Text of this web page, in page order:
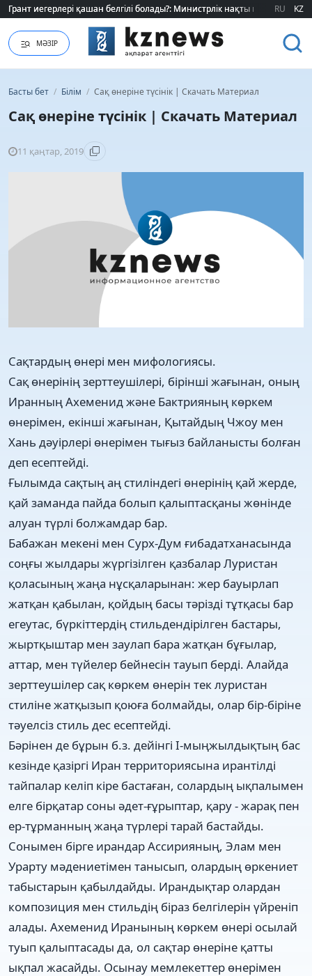
Грант иегерлері қашан белгілі болады?: Министрлік нақты мерзімді
Грант иегерлері қашан белгілі болады?: Министрлік нақты мерзімді
RU KZ
МӘЗІР
Басты бет / Білім / Сақ өнеріне түсінік | Скачать Материал
Сақ өнеріне түсінік | Скачать Материал
11 қаңтар, 2019
Сақтардың өнері мен мифологиясы.
Сақ өнерінің зерттеушілері, бірінші жағынан, оның
Иранның Ахеменид және Бактрияның көркем
өнерімен, екінші жағынан, Қытайдың Чжоу мен
Хань дәуірлері өнерімен тығыз байланысты болған
деп есептейді.
Ғылымда сақтың аң стиліндегі өнерінің қай жерде,
қай заманда пайда болып қалыптасқаны жөнінде
алуан түрлі болжамдар бар.
Бабажан мекені мен Сурх-Дум ғибадатханасында
соңғы жылдары жүргізілген қазбалар Луристан
қоласының жаңа нұсқаларынан: жер бауырлап
жатқан қабылан, қойдың басы тәрізді тұтқасы бар
егеутас, бүркіттердің стильдендірілген бастары,
жыртқыштар мен заулап бара жатқан бұғылар,
аттар, мен түйелер бейнесін тауып берді. Алайда
зерттеушілер сақ көркем өнерін тек луристан
стиліне жатқызып қоюға болмайды, олар бір-біріне
тәуелсіз стиль дес есептейді.
Бәрінен де бұрын б.з. дейінгі І-мыңжылдықтың бас
кезінде қазіргі Иран территориясына ирантілді
тайпалар келіп кіре бастаған, солардың ықпалымен
елге бірқатар соны әдет-ғұрыптар, қару - жарақ пен
ер-тұрманның жаңа түрлері тарай бастайды.
Сонымен бірге ирандар Ассирияның, Элам мен
Урарту мәдениетімен танысып, олардың өркениет
табыстарын қабылдайды. Ирандықтар олардан
композиция мен стильдің біраз белгілерін үйреніп
алады. Ахеменид Иранының көркем өнері осылай
туып қалыптасады да, ол сақтар өнеріне қатты
ықпал жасайды. Осынау мемлекеттер өнерімен